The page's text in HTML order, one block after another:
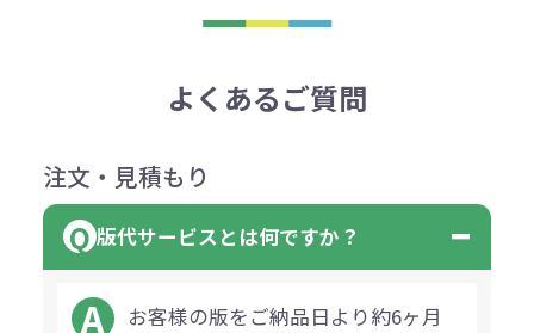
よくあるご質問
注文・見積もり
版代サービスとは何ですか？
お客様の版をご納品日より約6ヶ月